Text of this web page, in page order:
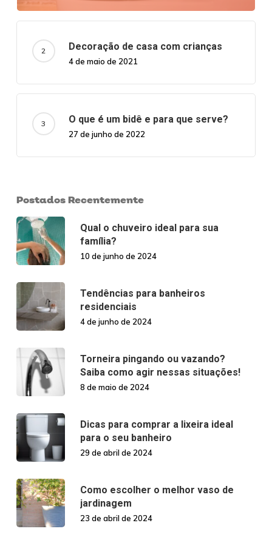
Decoração de casa com crianças
4 de maio de 2021
O que é um bidê e para que serve?
27 de junho de 2022
Postados Recentemente
Qual o chuveiro ideal para sua
família?
10 de junho de 2024
Tendências para banheiros
residenciais
4 de junho de 2024
Torneira pingando ou vazando?
Saiba como agir nessas situações!
8 de maio de 2024
Dicas para comprar a lixeira ideal
para o seu banheiro
29 de abril de 2024
Como escolher o melhor vaso de
jardinagem
23 de abril de 2024